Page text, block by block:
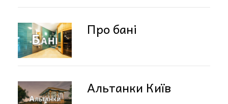
Про бані
Альтанки Київ